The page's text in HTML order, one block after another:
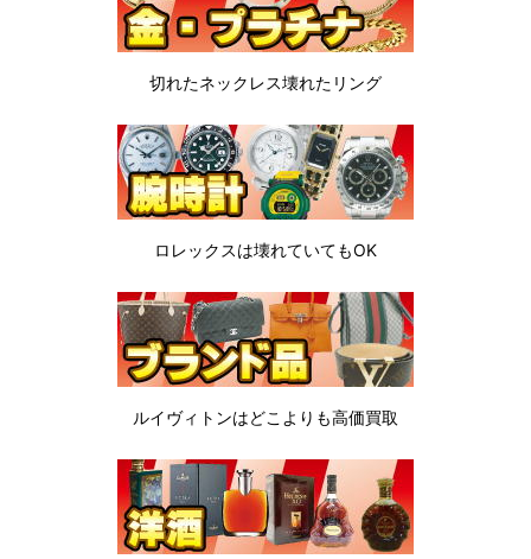
切れたネックレス壊れたリング
ロレックスは壊れていてもOK
ルイヴィトンはどこよりも高価買取